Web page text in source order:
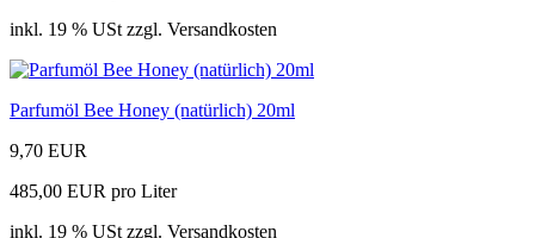
inkl. 19 % USt zzgl. Versandkosten
Parfumöl Bee Honey (natürlich) 20ml
9,70 EUR
485,00 EUR pro Liter
inkl. 19 % USt zzgl. Versandkosten